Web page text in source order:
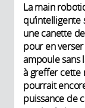
La main
une canette
pour en
ampoule sans
à greffer cette
pourrait
puissance de